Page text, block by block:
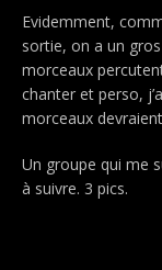
Evidemment,
sortie, on a un gros
morceaux
chanter et perso,
morceaux
Un groupe qui me
à suivre. 3 pics.